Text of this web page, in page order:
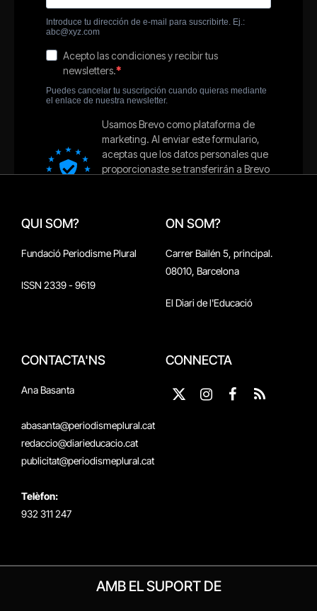
QUI SOM?
Fundació Periodisme Plural
ISSN 2339 - 9619
ON SOM?
Carrer Bailén 5, principal.
08010, Barcelona
El Diari de l'Educació
CONTACTA'NS
Ana Basanta
abasanta@periodismeplural.cat
redaccio@diarieducacio.cat
publicitat@periodismeplural.cat
Telèfon:
932 311 247
CONNECTA
X
Instagram
Facebook
RSS
AMB EL SUPORT DE